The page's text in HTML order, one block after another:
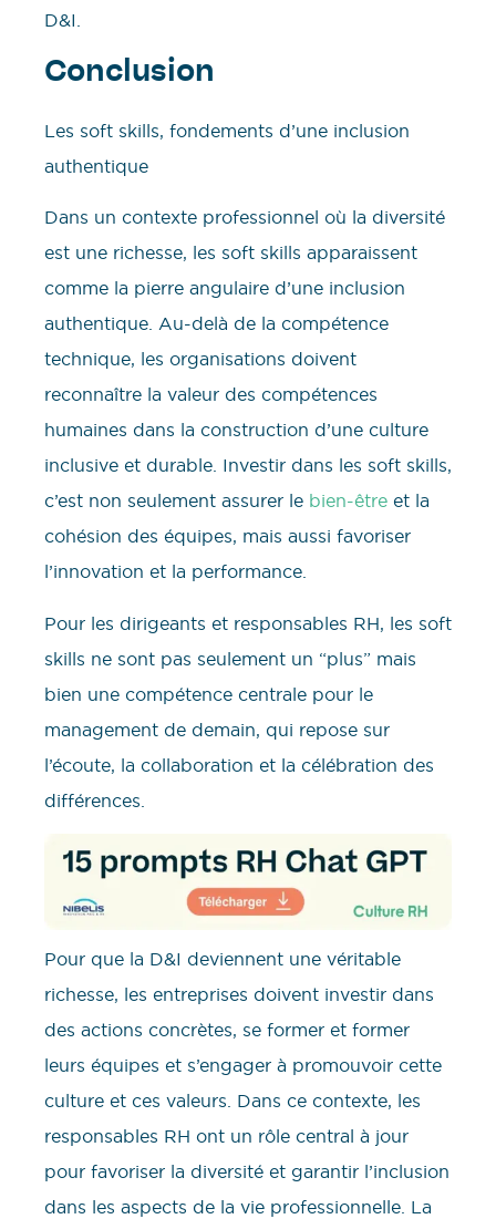
D&I.
Conclusion
Les soft skills, fondements d’une inclusion
authentique
Dans un contexte professionnel où la diversité
est une richesse, les soft skills apparaissent
comme la pierre angulaire d’une inclusion
authentique. Au-delà de la compétence
technique, les organisations doivent
reconnaître la valeur des compétences
humaines dans la construction d’une culture
inclusive et durable. Investir dans les soft skills,
c’est non seulement assurer le bien-être et la
cohésion des équipes, mais aussi favoriser
l’innovation et la performance.
Pour les dirigeants et responsables RH, les soft
skills ne sont pas seulement un “plus” mais
bien une compétence centrale pour le
management de demain, qui repose sur
l’écoute, la collaboration et la célébration des
différences.
Pour que la D&I deviennent une véritable
richesse, les entreprises doivent investir dans
des actions concrètes, se former et former
leurs équipes et s’engager à promouvoir cette
culture et ces valeurs. Dans ce contexte, les
responsables RH ont un rôle central à jour
pour favoriser la diversité et garantir l’inclusion
dans les aspects de la vie professionnelle. La